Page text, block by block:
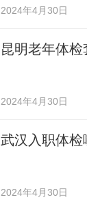
2024年4月30日
昆明老年体
2024年4月30日
武汉入职体
2024年4月30日